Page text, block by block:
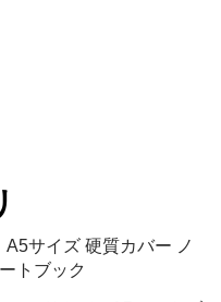
A5サイズ 硬質カバー ノ
ートブック